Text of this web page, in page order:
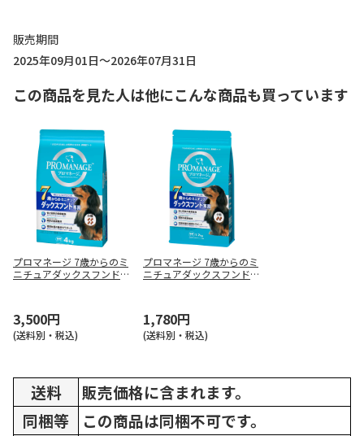
販売期間
2025年09月01日～2026年07月31日
この商品を見た人は他にこんな商品も買っています
プロマネージ 7歳からのミ
ニチュアダックスフンド専
3,500円
(送料別・税込)
プロマネージ 7歳からのミ
ニチュアダックスフンド専
1,780円
(送料別・税込)
送料
販売価格に含まれます。
同梱等
この商品は同梱不可です。